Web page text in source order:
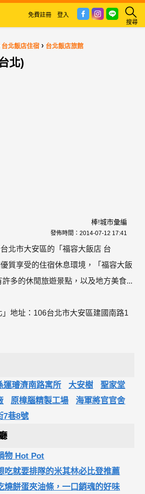
搜尋
免費註冊 登入
台北飯店住宿 › 台北飯店旅館
北)
棒!城市彙編
發佈時間： 2014-07-12 17:41
北市大安區的「福容大飯店 台
質享受的住宿休息環境，「福容大飯
多的休閒旅遊景點，以及地方美食...
」地址：106台北市大安區建國南路1
運璿濟南路寓所 大安樹
聖家堂
原樟腦精製工場
海軍將官官舍
7巷8號
物 Hot Pot
吃就要排隊的米其林必比登推薦
燒餅蛋夾油條，一口銷魂的好味